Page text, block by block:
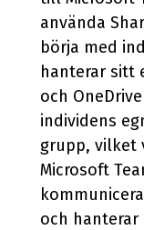
använda
börja med
hanterar sitt
och
individens
grupp, vilket
Microsoft
och